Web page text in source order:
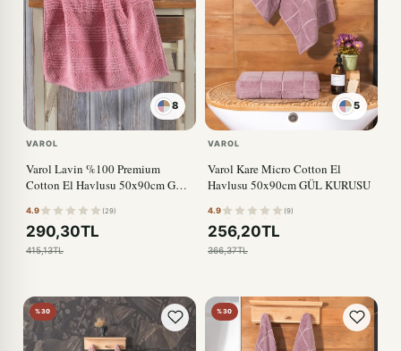
8
VAROL
Varol Lavin %100 Premium
Cotton El Havlusu 50x90cm GÜL
4.9 (29)
290,30TL
415,13TL
5
VAROL
Varol Kare Micro Cotton El
Havlusu 50x90cm GÜL KURUSU
4.9 (9)
256,20TL
366,37TL
%30 %30